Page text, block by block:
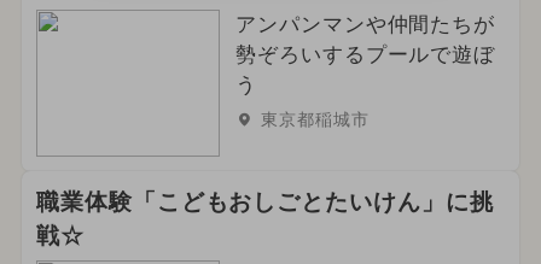
アンパンマンや仲間たちが
勢ぞろいするプールで遊ぼ
う
東京都稲城市
職業体験「こどもおしごとたいけん」に挑
戦☆